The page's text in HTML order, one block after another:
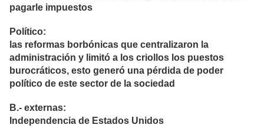
pagarle impuestos
Político:
las reformas borbónicas que centralizaron la
administración y limitó a los criollos los puestos
burocráticos, esto generó una pérdida de poder
político de este sector de la sociedad
B.- externas:
Independencia de Estados Unidos